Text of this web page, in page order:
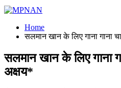
Home
सलमान खान के लिए गाना गाना
सलमान खान के लिए गाना
अक्षय*